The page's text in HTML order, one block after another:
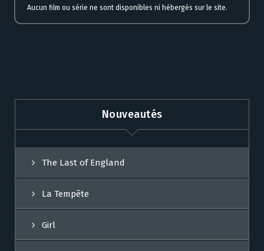
Aucun film ou série ne sont disponibles ni hébergés sur le site.
Nouveautés
The Last of England
La Tempête
Girl